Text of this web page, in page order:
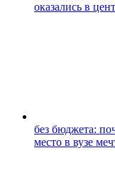
оказались в
без бюджета:
место в вузе